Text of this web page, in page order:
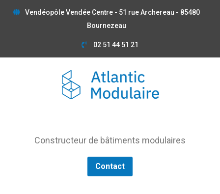
Vendéopôle Vendée Centre - 51 rue Archereau - 85480
Bournezeau
02 51 44 51 21
Constructeur de bâtiments modulaires
Contact